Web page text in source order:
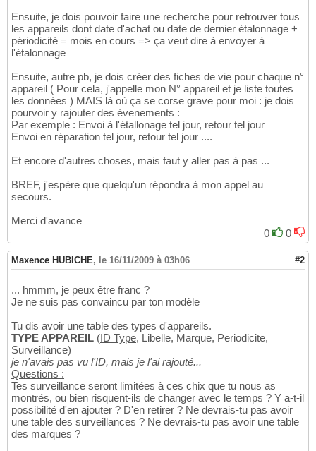
Ensuite, je dois pouvoir faire une recherche pour retrouver tous
les appareils dont date d'achat ou date de dernier étalonnage +
périodicité = mois en cours => ça veut dire à envoyer à
l'étalonnage
Ensuite, autre pb, je dois créer des fiches de vie pour chaque n°
appareil ( Pour cela, j'appelle mon N° appareil et je liste toutes
les données ) MAIS là où ça se corse grave pour moi : je dois
pourvoir y rajouter des évenements :
Par exemple : Envoi à l'étallonage tel jour, retour tel jour
Envoi en réparation tel jour, retour tel jour ....
Et encore d'autres choses, mais faut y aller pas à pas ...
BREF, j'espère que quelqu'un répondra à mon appel au
secours.
Merci d'avance
0
0
Maxence HUBICHE, le 16/11/2009 à 03h06 #2
... hmmm, je peux être franc ?
Je ne suis pas convaincu par ton modèle
Tu dis avoir une table des types d'appareils.
TYPE APPAREIL (ID Type, Libelle, Marque, Periodicite,
Surveillance)
je n'avais pas vu l'ID, mais je l'ai rajouté...
Questions :
Tes surveillance seront limitées à ces chix que tu nous as
montrés, ou bien risquent-ils de changer avec le temps ? Y a-t-il
possibilité d'en ajouter ? D'en retirer ? Ne devrais-tu pas avoir
une table des surveillances ? Ne devrais-tu pas avoir une table
des marques ?